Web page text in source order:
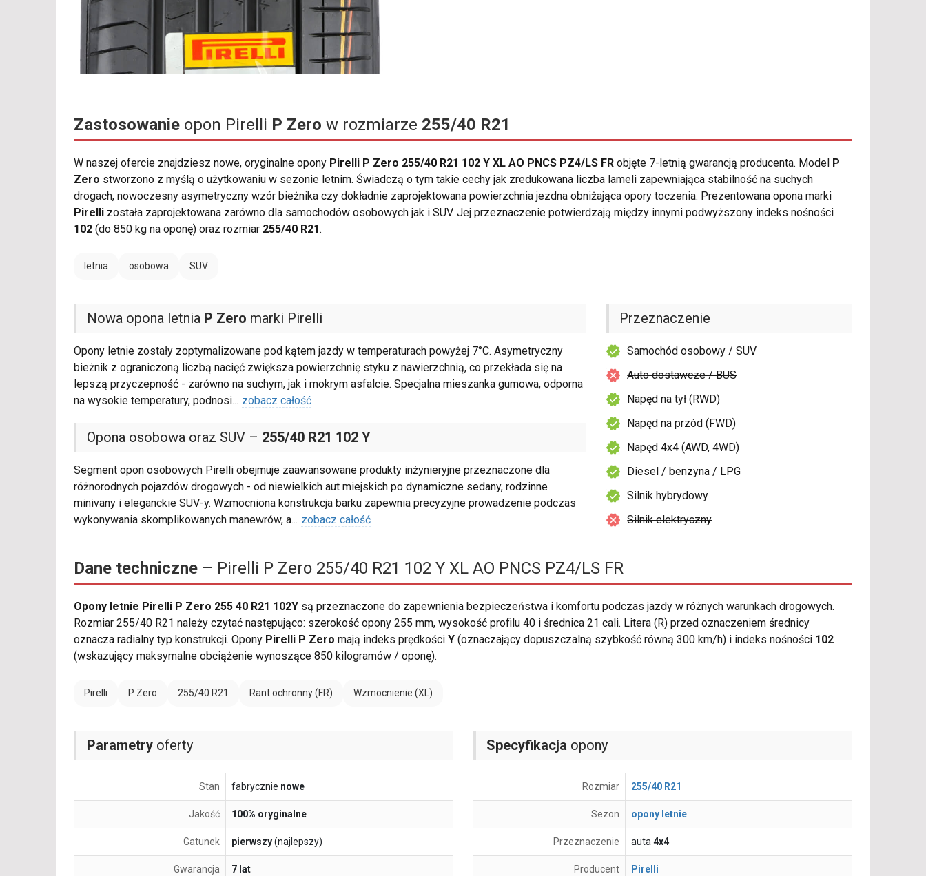
Zastosowanie opon Pirelli P Zero w rozmiarze 255/40 R21
W naszej ofercie znajdziesz nowe, oryginalne opony Pirelli P Zero 255/40 R21 102 Y XL AO PNCS PZ4/LS FR objęte 7-letnią gwarancją producenta. Model P
Zero stworzono z myślą o użytkowaniu w sezonie letnim. Świadczą o tym takie cechy jak zredukowana liczba lameli zapewniająca stabilność na suchych
drogach, nowoczesny asymetryczny wzór bieżnika czy dokładnie zaprojektowana powierzchnia jezdna obniżająca opory toczenia. Prezentowana opona marki
Pirelli została zaprojektowana zarówno dla samochodów osobowych jak i SUV. Jej przeznaczenie potwierdzają między innymi podwyższony indeks nośności
102 (do 850 kg na oponę) oraz rozmiar 255/40 R21.
letnia osobowa SUV
Nowa opona letnia P Zero marki Pirelli
Opony letnie zostały zoptymalizowane pod kątem jazdy w temperaturach powyżej 7°C. Asymetryczny
bieżnik z ograniczoną liczbą nacięć zwiększa powierzchnię styku z nawierzchnią, co przekłada się na
lepszą przyczepność - zarówno na suchym, jak i mokrym asfalcie. Specjalna mieszanka gumowa, odporna
na wysokie temperatury, podnosi... zobacz całość
Opona osobowa oraz SUV – 255/40 R21 102 Y
Segment opon osobowych Pirelli obejmuje zaawansowane produkty inżynieryjne przeznaczone dla
różnorodnych pojazdów drogowych - od niewielkich aut miejskich po dynamiczne sedany, rodzinne
minivany i eleganckie SUV-y. Wzmocniona konstrukcja barku zapewnia precyzyjne prowadzenie podczas
wykonywania skomplikowanych manewrów, a... zobacz całość
Przeznaczenie
Samochód osobowy / SUV
Auto dostawcze / BUS
Napęd na tył (RWD)
Napęd na przód (FWD)
Napęd 4x4 (AWD, 4WD)
Diesel / benzyna / LPG
Silnik hybrydowy
Silnik elektryczny
Dane techniczne – Pirelli P Zero 255/40 R21 102 Y XL AO PNCS PZ4/LS FR
Opony letnie Pirelli P Zero 255 40 R21 102Y są przeznaczone do zapewnienia bezpieczeństwa i komfortu podczas jazdy w różnych warunkach drogowych.
Rozmiar 255/40 R21 należy czytać następująco: szerokość opony 255 mm, wysokość profilu 40 i średnica 21 cali. Litera (R) przed oznaczeniem średnicy
oznacza radialny typ konstrukcji. Opony Pirelli P Zero mają indeks prędkości Y (oznaczający dopuszczalną szybkość równą 300 km/h) i indeks nośności 102
(wskazujący maksymalne obciążenie wynoszące 850 kilogramów / oponę).
Pirelli P Zero 255/40 R21 Rant ochronny (FR) Wzmocnienie (XL)
Parametry oferty
Stan fabrycznie nowe
Jakość 100% oryginalne
Gatunek pierwszy(najlepszy)
Gwarancja 7 lat
Specyfikacja opony
Rozmiar 255/40 R21
Sezon opony letnie
Przeznaczenie auta4x4
Producent Pirelli